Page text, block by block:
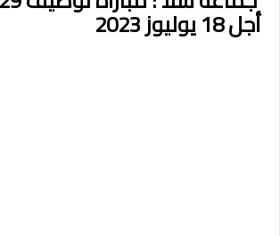
أجل 18 يوليوز 2023